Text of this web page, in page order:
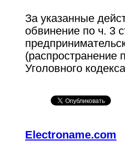
За указанные
обвинение по ч. 3
(распространение
Уголовного
Electroname.com